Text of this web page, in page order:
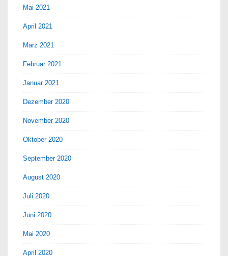
Mai 2021
April 2021
März 2021
Februar 2021
Januar 2021
Dezember 2020
November 2020
Oktober 2020
September 2020
August 2020
Juli 2020
Juni 2020
Mai 2020
April 2020